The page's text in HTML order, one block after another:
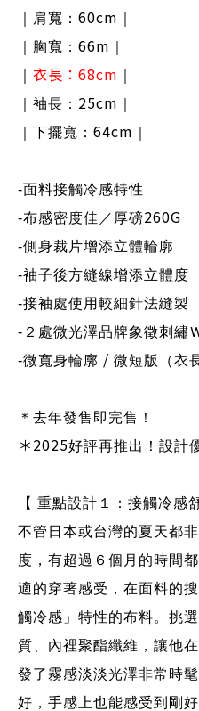
｜肩寬： 60cm
｜胸寬： 66m
衣長： 68cm
｜袖長： 25cm
｜下擺寬： 64cm
-面料接觸冷感特性
-布感密度佳／厚磅260G
-側身裁片增添立體輪廓
-袖子後方縫線增添立體度
-接袖處使用較細針法縫製
- ２處微光澤品牌象徵刺繡
-微寬身輪廓 / 微短版（衣
＊去年發售即完售！
＊2025好評再推出！設計
【 重點設計１：接觸冷感
不管日本或台灣的夏天都
度，有超過６個月的時間
適的穿著感受，在面料的
觸冷感」特性的布料。挑
質、內裡聚酯纖維，讓他
發了霧感淡淡光澤非常時
好，手感上也能感受到剛